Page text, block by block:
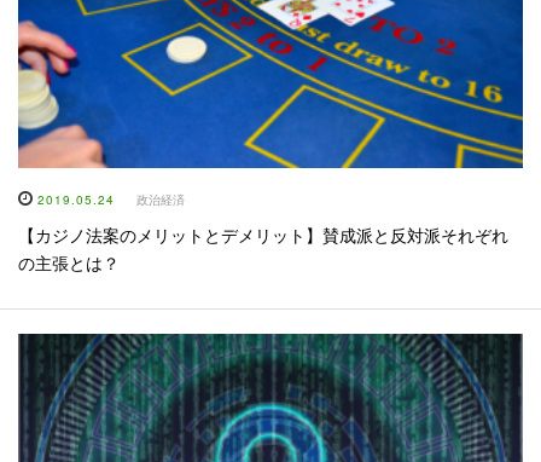
2019.05.24 政治経済
【カジノ法案のメリットとデメリット】賛成派と反対派それぞれ
の主張とは？